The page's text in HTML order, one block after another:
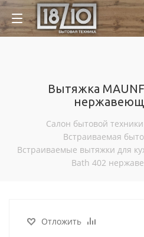
Вытяжка
Салон бытовой
Встраиваемая
Встраиваемые вытяжки для
Bath 402
Отложить